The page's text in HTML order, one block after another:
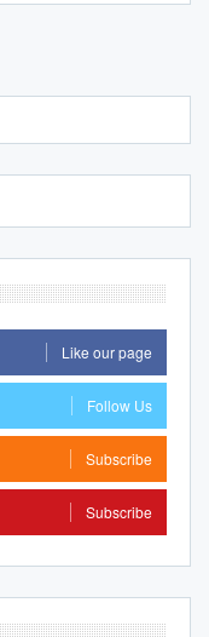
Like our page
Follow Us
Subscribe
Subscribe